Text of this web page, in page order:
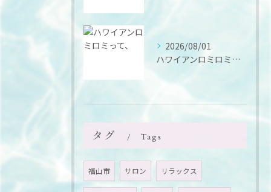
2026/08/01
ハワイアンロミロミって、
タグ Tags
福山市 サロン リラックス